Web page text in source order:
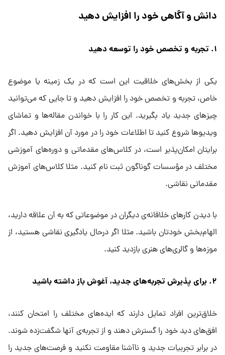
دانش و آگاهی خود را افزایش دهید
۱. تجربه و تخصص خود را توسعه دهید
یکی از بخش‌های خلاقیت این است که در یک زمینه یا موضوع
خاص، تجربه و تخصص خود را افزایش دهید و تا جایی که می‌توانید
چیزهای جدید یاد بگیرید. این کار را با خواندن مقاله‌ها و تماشای
ویدیوها شروع کنید تا اطلاعات خود را در مورد آن افزایش دهید. اگر
برایتان امکان‌پذیر است، در کلاس‌های مقدماتی و دوره‌های آموزشی
مختلف در مؤسسات گوناگون ثبت نام کنید. مثلا کلاس‌های آموزش
مقدماتی نقاشی.
با دیدن کارهای خلاقانه‌ی دیگران در موضوعاتی که به آن علاقه دارید،
الهام‌بخش خودتان باشید. مثلا اگر درحال یادگیری نقاشی هستید، از
موزه‌ها و گالری‌های هنری بازدید کنید.
۲. برای پذیرش تجربه‌های جدید، آغوش باز داشته باشید
خلاق‌ترین افراد تمایل دارند که ایده‌های مختلف را امتحان کنند،
افق‌های دید خود را گسترش دهند و از تجربه‌‌ی آنها شگفت‌زده شوند.
در برابر تجربیات جدید و ناآشنا مقاومت نکنید و فرصت‌های جدید را